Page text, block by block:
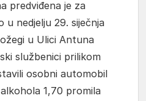
predviđena je za
u nedjelju 29. siječnja
u Ulici Antuna
službenici prilikom
osobni automobil
1,70 promila